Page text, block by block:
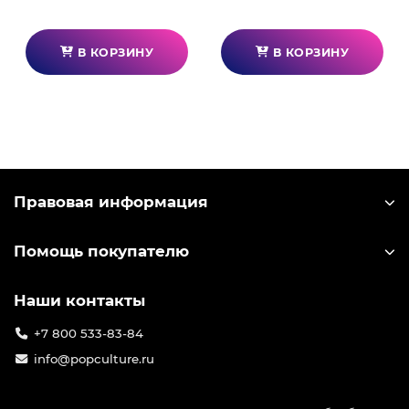
В КОРЗИНУ В КОРЗИНУ
Правовая информация
Помощь покупателю
Наши контакты
+7 800 533-83-84
info@popculture.ru